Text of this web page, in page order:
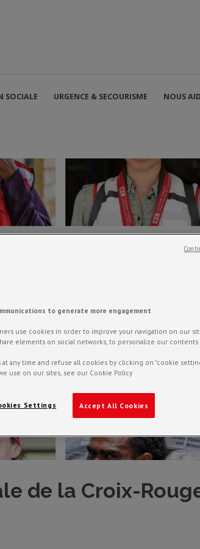
SOCIALE URGENCE & SECOURISME NOUS
de la Croix-
to generate more engagement
use cookies in order to improve your navigation on our
elements on social networks, to personalize our contents
any time and refuse all cookies by clicking on "cookie
use on our sites, see our Cookie Policy
Accept All Cookies
Settings